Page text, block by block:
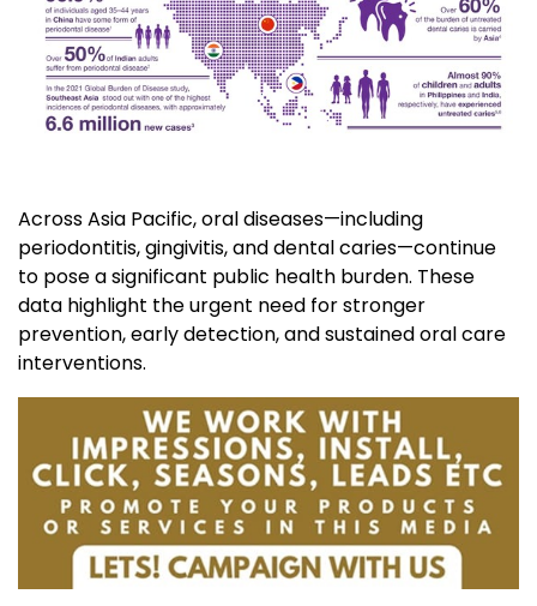
Across Asia Pacific, oral diseases—including
periodontitis, gingivitis, and dental caries—continue
to pose a significant public health burden. These
data highlight the urgent need for stronger
prevention, early detection, and sustained oral care
interventions.